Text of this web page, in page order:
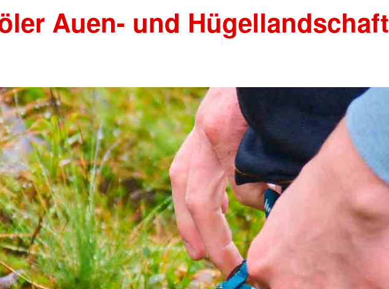
Auen- und Hügellandschaft